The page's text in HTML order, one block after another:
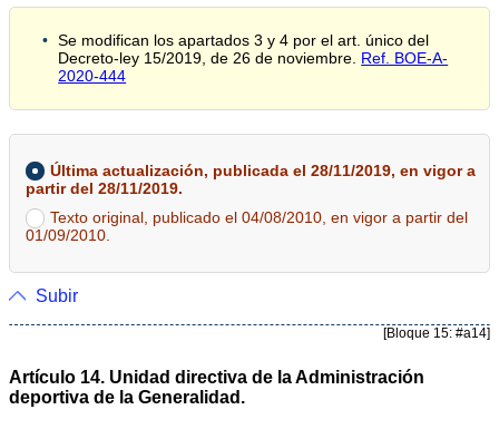
Se modifican los apartados 3 y 4 por el art. único del
Decreto-ley 15/2019, de 26 de noviembre. Ref. BOE-A-
2020-444
Última actualización, publicada el 28/11/2019, en vigor a
partir del 28/11/2019.
Texto original, publicado el 04/08/2010, en vigor a partir del
01/09/2010.
Subir
[Bloque 15: #a14]
Artículo 14. Unidad directiva de la Administración
deportiva de la Generalidad.